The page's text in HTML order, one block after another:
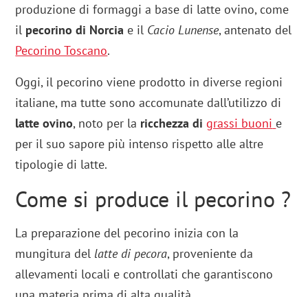
produzione di formaggi a base di latte ovino, come
il pecorino di Norcia e il Cacio Lunense, antenato del
Pecorino Toscano.
Oggi, il pecorino viene prodotto in diverse regioni
italiane, ma tutte sono accomunate dall’utilizzo di
latte ovino, noto per la ricchezza digrassi buoni e
per il suo sapore più intenso rispetto alle altre
tipologie di latte.
Come si produce il pecorino ?
La preparazione del pecorino inizia con la
mungitura del latte di pecora, proveniente da
allevamenti locali e controllati che garantiscono